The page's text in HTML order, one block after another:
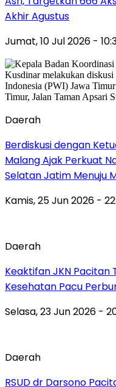
Akhir Agustus
Jumat, 10 Jul 2026 -
Daerah
Berdiskusi dengan
Malang Ajak Perkuat
Selatan Jatim Menuju
Kamis, 25 Jun 2026 -
Daerah
Keaktifan JKN Pacitan
Kesehatan Pacu
Selasa, 23 Jun 2026 -
Daerah
RSUD dr Darsono